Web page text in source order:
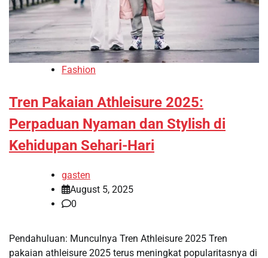
Fashion
Tren Pakaian Athleisure 2025:
Perpaduan Nyaman dan Stylish di
Kehidupan Sehari-Hari
gasten
August 5, 2025
0
Pendahuluan: Munculnya Tren Athleisure 2025 Tren
pakaian athleisure 2025 terus meningkat popularitasnya di